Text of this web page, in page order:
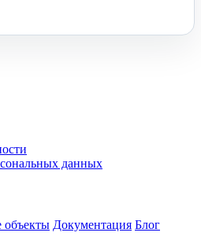
данных
Документация Блог